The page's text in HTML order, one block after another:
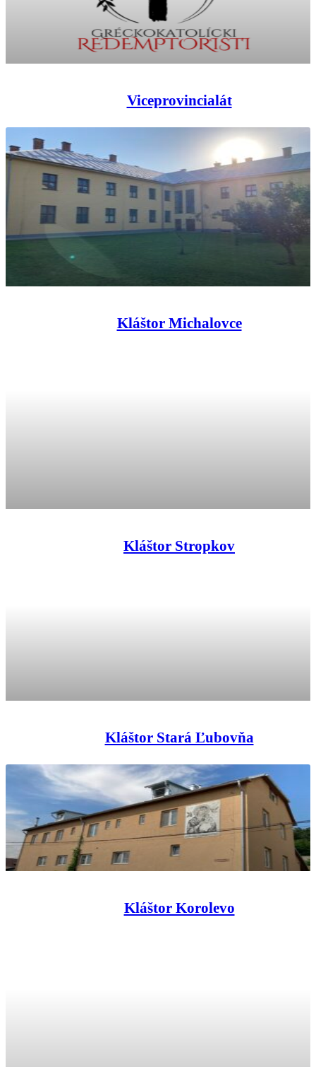
Viceprovincialát
Kláštor Michalovce
Kláštor Stropkov
Kláštor Stará Ľubovňa
Kláštor Korolevo